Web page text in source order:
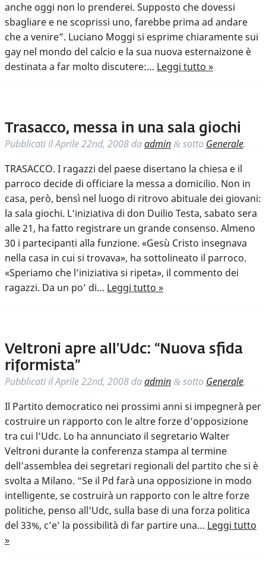
anche oggi non lo prenderei. Supposto che dovessi
sbagliare e ne scoprissi uno, farebbe prima ad andare
che a venire”. Luciano Moggi si esprime chiaramente sui
gay nel mondo del calcio e la sua nuova esternaizone è
destinata a far molto discutere:… Leggi tutto »
Trasacco, messa in una sala giochi
Pubblicati ilAprile 22nd, 2008 daadmin & sotto Generale.
TRASACCO. I ragazzi del paese disertano la chiesa e il
parroco decide di officiare la messa a domicilio. Non in
casa, però, bensì nel luogo di ritrovo abituale dei giovani:
la sala giochi. L’iniziativa di don Duilio Testa, sabato sera
alle 21, ha fatto registrare un grande consenso. Almeno
30 i partecipanti alla funzione. «Gesù Cristo insegnava
nella casa in cui si trovava», ha sottolineato il parroco.
«Speriamo che l’iniziativa si ripeta», il commento dei
ragazzi. Da un po’ di… Leggi tutto »
Veltroni apre all’Udc: “Nuova sfida
riformista”
Pubblicati ilAprile 22nd, 2008 daadmin & sotto Generale.
Il Partito democratico nei prossimi anni si impegnerà per
costruire un rapporto con le altre forze d’opposizione
tra cui l’Udc. Lo ha annunciato il segretario Walter
Veltroni durante la conferenza stampa al termine
dell’assemblea dei segretari regionali del partito che si è
svolta a Milano. “Se il Pd farà una opposizione in modo
intelligente, se costruirà un rapporto con le altre forze
politiche, penso all’Udc, sulla base di una forza politica
del 33%, c’e’ la possibilità di far partire una… Leggi tutto
»